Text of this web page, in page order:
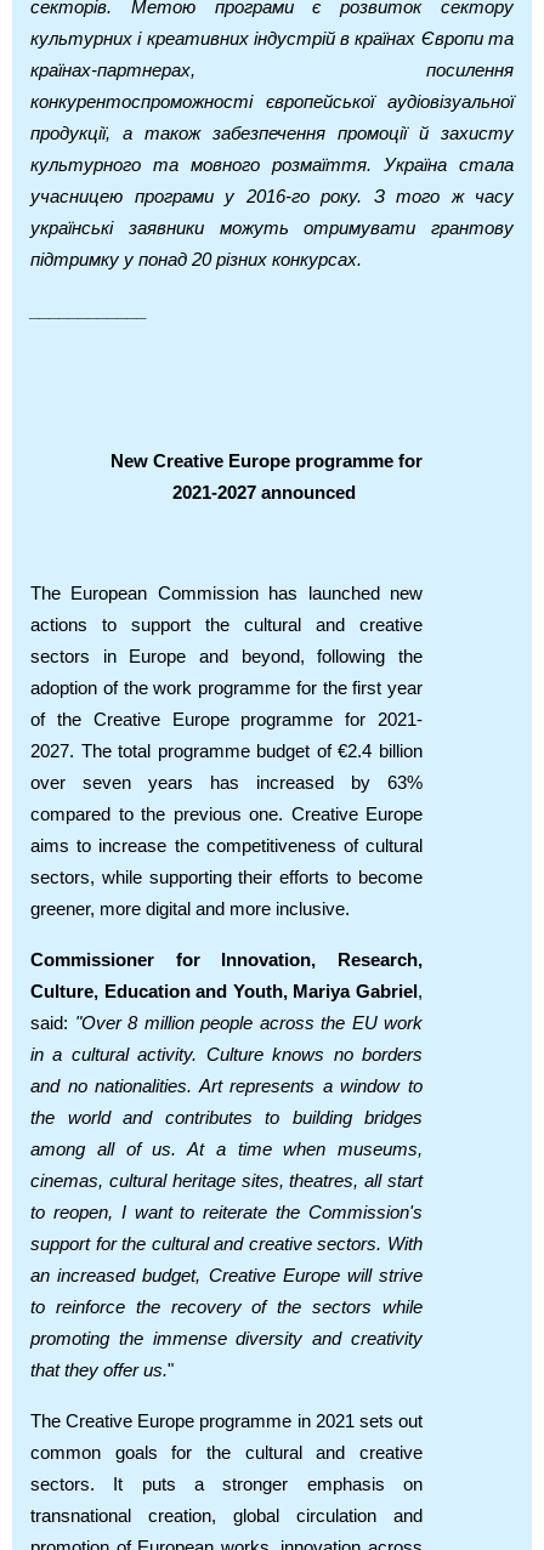
секторів. Метою програми є розвиток сектору
культурних і креативних індустрій в країнах Європи та
країнах-партнерах, посилення
конкурентоспроможності європейської аудіовізуальної
продукції, а також забезпечення промоції й захисту
культурного та мовного розмаїття. Україна стала
учасницею програми у 2016-го року. З того ж часу
українські заявники можуть отримувати грантову
підтримку у понад 20 різних конкурсах.
New Creative Europe programme for
2021-2027 announced
The European Commission has launched new
actions to support the cultural and creative
sectors in Europe and beyond, following the
adoption of the work programme for the first year
of the Creative Europe programme for 2021-
2027. The total programme budget of €2.4 billion
over seven years has increased by 63%
compared to the previous one. Creative Europe
aims to increase the competitiveness of cultural
sectors, while supporting their efforts to become
greener, more digital and more inclusive.
Commissioner for Innovation, Research,
Culture, Education and Youth, Mariya Gabriel ,
said: "Over 8 million people across the EU work
in a cultural activity. Culture knows no borders
and no nationalities. Art represents a window to
the world and contributes to building bridges
among all of us. At a time when museums,
cinemas, cultural heritage sites, theatres, all start
to reopen, I want to reiterate the Commission's
support for the cultural and creative sectors. With
an increased budget, Creative Europe will strive
to reinforce the recovery of the sectors while
promoting the immense diversity and creativity
that they offer us."
The Creative Europe programme in 2021 sets out
common goals for the cultural and creative
sectors. It puts a stronger emphasis on
transnational creation, global circulation and